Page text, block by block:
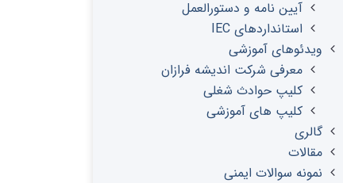
آیین نامه و دستورالعمل
استانداردهای IEC
ویدئوهای آموزشی
معرفی شرکت اندیشه فرازان
کلیپ حوادث شغلی
کلیپ های آموزشی
گالری
مقالات
نمونه سوالات ایمنی